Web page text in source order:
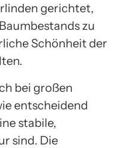
gerichtet,
zu
Schönheit der
bei großen
entscheidend
stabile,
sind. Die